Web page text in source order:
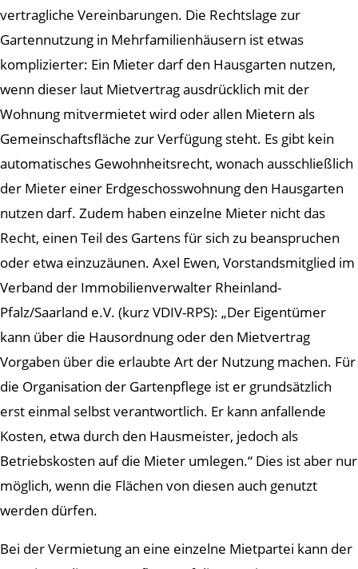
vertragliche Vereinbarungen. Die Rechtslage zur
Gartennutzung in Mehrfamilienhäusern ist etwas
komplizierter: Ein Mieter darf den Hausgarten nutzen,
wenn dieser laut Mietvertrag ausdrücklich mit der
Wohnung mitvermietet wird oder allen Mietern als
Gemeinschaftsfläche zur Verfügung steht. Es gibt kein
automatisches Gewohnheitsrecht, wonach ausschließlich
der Mieter einer Erdgeschosswohnung den Hausgarten
nutzen darf. Zudem haben einzelne Mieter nicht das
Recht, einen Teil des Gartens für sich zu beanspruchen
oder etwa einzuzäunen. Axel Ewen, Vorstandsmitglied im
Verband der Immobilienverwalter Rheinland-
Pfalz/Saarland e.V. (kurz VDIV-RPS): „Der Eigentümer
kann über die Hausordnung oder den Mietvertrag
Vorgaben über die erlaubte Art der Nutzung machen. Für
die Organisation der Gartenpflege ist er grundsätzlich
erst einmal selbst verantwortlich. Er kann anfallende
Kosten, etwa durch den Hausmeister, jedoch als
Betriebskosten auf die Mieter umlegen.“ Dies ist aber nur
möglich, wenn die Flächen von diesen auch genutzt
werden dürfen.
Bei der Vermietung an eine einzelne Mietpartei kann der